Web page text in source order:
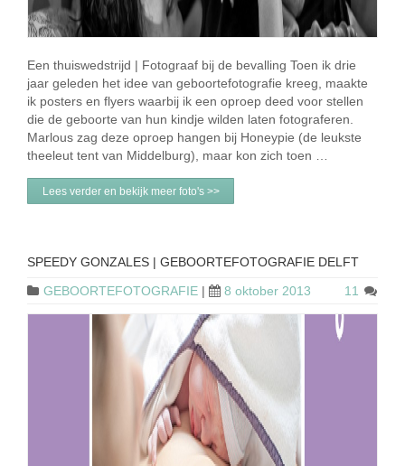
Een thuiswedstrijd | Fotograaf bij de bevalling Toen ik drie
jaar geleden het idee van geboortefotografie kreeg, maakte
ik posters en flyers waarbij ik een oproep deed voor stellen
die de geboorte van hun kindje wilden laten fotograferen.
Marlous zag deze oproep hangen bij Honeypie (de leukste
theeleut tent van Middelburg), maar kon zich toen …
Lees verder en bekijk meer foto's >>
SPEEDY GONZALES | GEBOORTEFOTOGRAFIE DELFT
GEBOORTEFOTOGRAFIE | 8 oktober 2013 11